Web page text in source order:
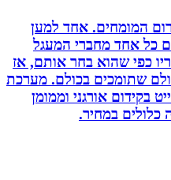
אחד למען
אחד מחברי המעגל
שהוא בחר אותם, אז
בכולם. מערכת
אורגני וממומן
במחיר.